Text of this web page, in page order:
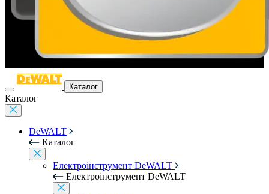
Каталог
Каталог
DeWALT
Каталог
Електроінструмент DeWALT
Електроінструмент DeWALT